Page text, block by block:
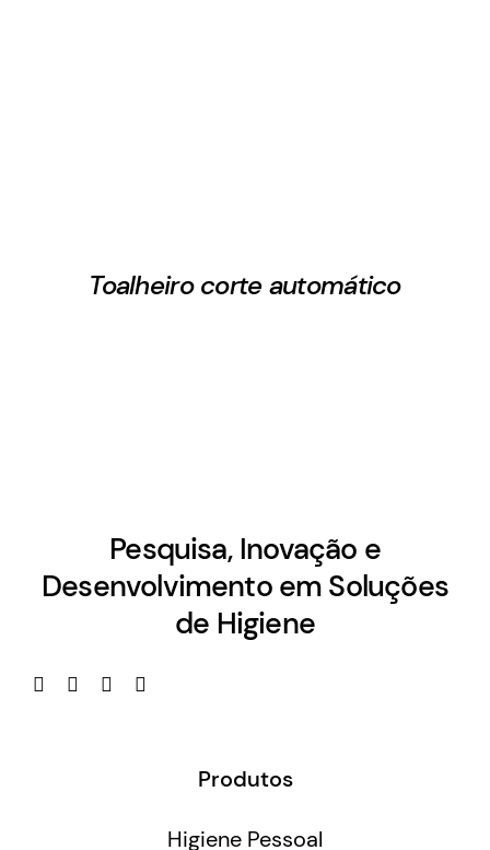
Toalheiro corte automático
Pesquisa, Inovação e
Desenvolvimento em Soluções
de Higiene
Produtos
Higiene Pessoal